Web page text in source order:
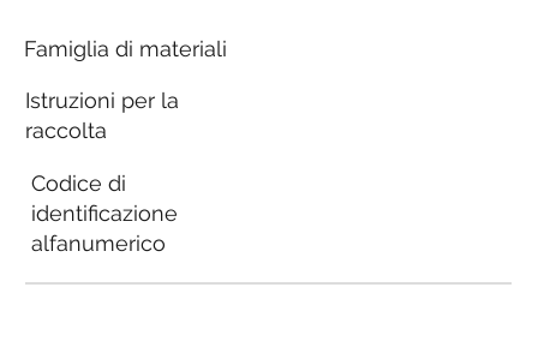
Famiglia di materiali
Istruzioni per la
raccolta
Codice di
identificazione
alfanumerico